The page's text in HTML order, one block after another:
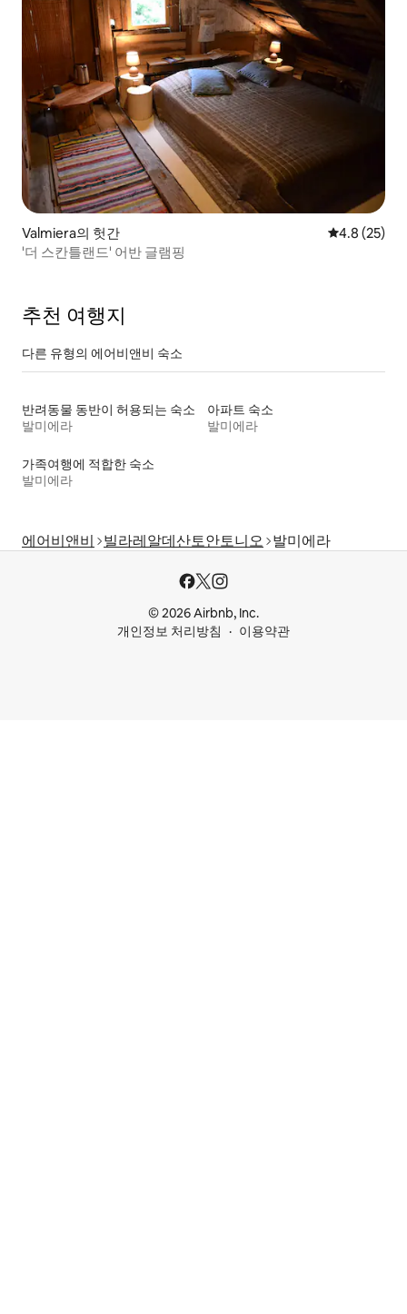
Valmiera의 헛간 평점 4.8점(5
4.8 (25)
'더 스칸틀랜드' 어반 글램핑
추천 여행지
다른 유형의 에어비앤비 숙소
반려동물 동반이 허용되는 숙소
발미에라
아파트 숙소
발미에라
가족여행에 적합한 숙소
발미에라
에어비앤비 빌라레알데산토안토니오 발미에라
© 2026 Airbnb, Inc.
개인정보 처리방침
이용약관